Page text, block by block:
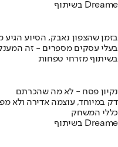
בשיתוף Dreame
בזמן שהצפון נאבק, הסיוע הגיע
בעלי עסקים מספרים - זה
בשיתוף מזרחי טפחות
נקיון פסח - לא מה שהכרתם
דק במיוחד, עוצמה אדירה ולא
כללי המשחק
בשיתוף Dreame